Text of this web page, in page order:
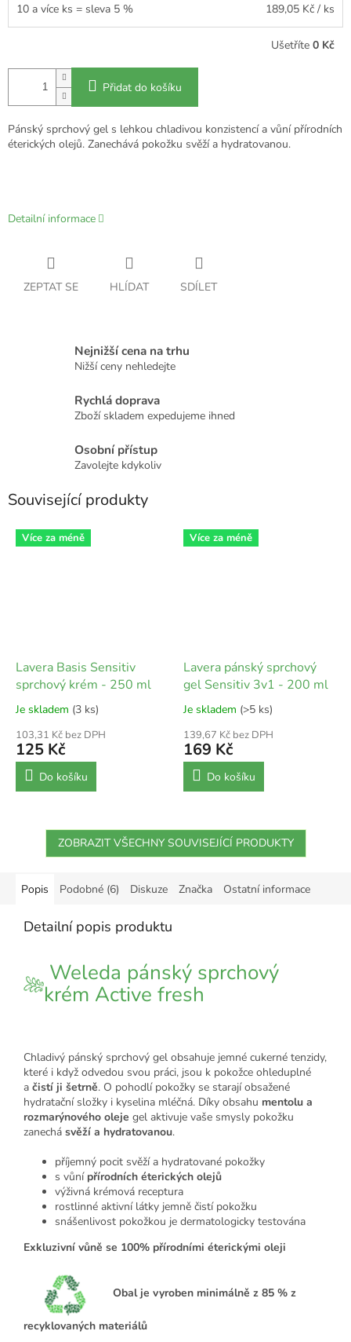
10 a více ks = sleva 5 % 189,05 Kč / ks
Ušetříte 0 Kč
Přidat do košíku
Pánský sprchový gel s lehkou chladivou konzistencí a vůní přírodních
éterických olejů. Zanechává pokožku svěží a hydratovanou.
Detailní informace
ZEPTAT SE HLÍDAT SDÍLET
Nejnižší cena na trhu
Nižší ceny nehledejte
Rychlá doprava
Zboží skladem expedujeme ihned
Osobní přístup
Zavolejte kdykoliv
Související produkty
Více za méně
Lavera Basis Sensitiv
sprchový krém - 250 ml
Je skladem (3 ks)
103,31 Kč bez DPH
125 Kč
Do košíku
Více za méně
Lavera pánský sprchový
gel Sensitiv 3v1 - 200 ml
Je skladem (>5 ks)
139,67 Kč bez DPH
169 Kč
Do košíku
ZOBRAZIT VŠECHNY SOUVISEJÍCÍ PRODUKTY
Popis Podobné (6) Diskuze Značka Ostatní informace
Detailní popis produktu
Weleda pánský sprchový
krém Active fresh
Chladivý pánský sprchový gel obsahuje jemné cukerné tenzidy,
které i když odvedou svou práci, jsou k pokožce ohleduplné
a čistí ji šetrně. O pohodlí pokožky se starají obsažené
hydratační složky i kyselina mléčná. Díky obsahu mentolu a
rozmarýnového oleje gel aktivuje vaše smysly pokožku
zanechá svěží a hydratovanou.
příjemný pocit svěží a hydratované pokožky
s vůní přírodních éterických olejů
výživná krémová receptura
rostlinné aktivní látky jemně čistí pokožku
snášenlivost pokožkou je dermatologicky testována
Exkluzivní vůně se 100% přírodními éterickými oleji
Obal je vyroben minimálně z 85 % z
recyklovaných materiálů